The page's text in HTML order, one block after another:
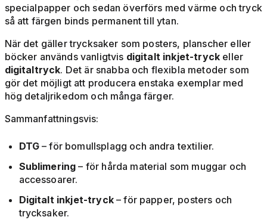
specialpapper och sedan överförs med värme och tryck
så att färgen binds permanent till ytan.
När det gäller trycksaker som posters, planscher eller
böcker används vanligtvis digitalt inkjet-tryck eller
digitaltryck. Det är snabba och flexibla metoder som
gör det möjligt att producera enstaka exemplar med
hög detaljrikedom och många färger.
Sammanfattningsvis:
DTG– för bomullsplagg och andra textilier.
Sublimering – för hårda material som muggar och
accessoarer.
Digitalt inkjet-tryck– för papper, posters och
trycksaker.